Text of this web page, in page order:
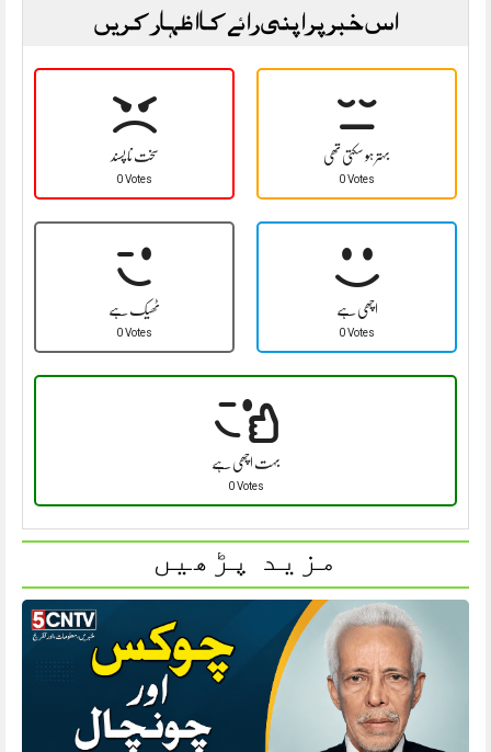
اس خبر پر اپنی رائے کا اظہار کریں
سخت نا پسند
0 Votes
بہتر ہو سکتی تھی
0 Votes
ٹھیک ہے
0 Votes
اچھی ہے
0 Votes
بہت اچھی ہے
0 Votes
مزید پڑھیں